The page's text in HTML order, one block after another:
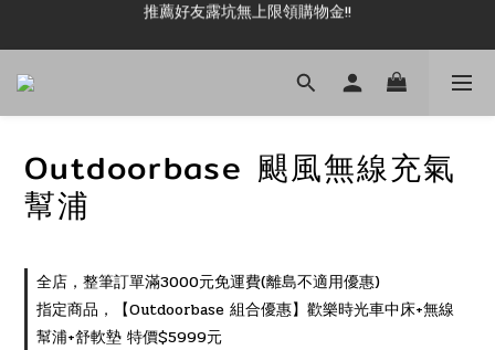
新加入會員即可現領 50元購物金!!
新加入會員即可現領 50元購物金!!
Outdoorbase 颶風無線充氣
幫浦
全店，整筆訂單滿3000元免運費(離島不適用優惠)
指定商品，【Outdoorbase 組合優惠】歡樂時光車中床+無線
幫浦+舒軟墊 特價$5999元